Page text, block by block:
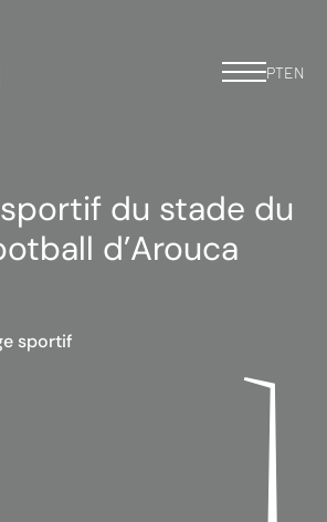
PTEN
du stade du
d’Arouca
sportif